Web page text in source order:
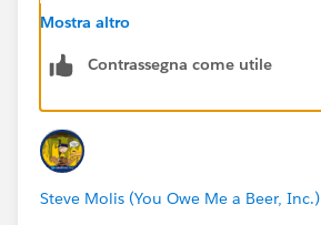
CASE(Type,
"Upsell" , 1 ,
)
Mostra altro
Contrassegna come utile
Steve Molis (You Owe Me a Beer, Inc.)